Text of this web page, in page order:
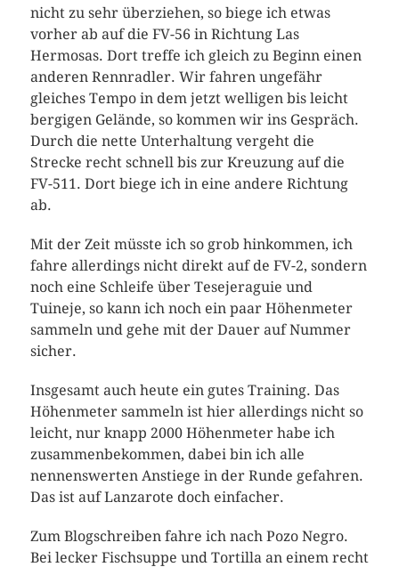
nicht zu sehr überziehen, so biege ich etwas
vorher ab auf die FV-56 in Richtung Las
Hermosas. Dort treffe ich gleich zu Beginn einen
anderen Rennradler. Wir fahren ungefähr
gleiches Tempo in dem jetzt welligen bis leicht
bergigen Gelände, so kommen wir ins Gespräch.
Durch die nette Unterhaltung vergeht die
Strecke recht schnell bis zur Kreuzung auf die
FV-511. Dort biege ich in eine andere Richtung
ab.
Mit der Zeit müsste ich so grob hinkommen, ich
fahre allerdings nicht direkt auf de FV-2, sondern
noch eine Schleife über Tesejeraguie und
Tuineje, so kann ich noch ein paar Höhenmeter
sammeln und gehe mit der Dauer auf Nummer
sicher.
Insgesamt auch heute ein gutes Training. Das
Höhenmeter sammeln ist hier allerdings nicht so
leicht, nur knapp 2000 Höhenmeter habe ich
zusammenbekommen, dabei bin ich alle
nennenswerten Anstiege in der Runde gefahren.
Das ist auf Lanzarote doch einfacher.
Zum Blogschreiben fahre ich nach Pozo Negro.
Bei lecker Fischsuppe und Tortilla an einem recht